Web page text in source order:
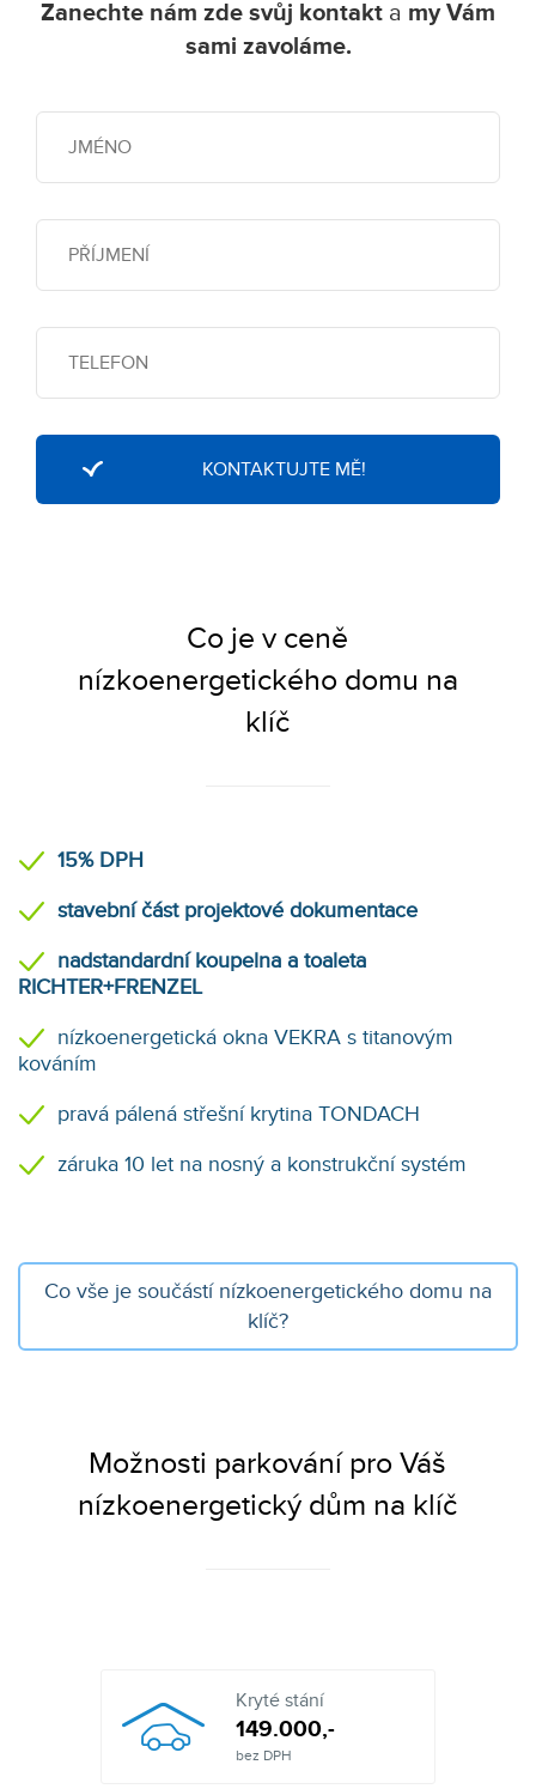
Zanechte nám zde svůj kontakt a my Vám
sami zavoláme.
Co je v ceně
nízkoenergetického domu na
klíč
15% DPH
stavební část projektové dokumentace
nadstandardní koupelna a toaleta
RICHTER+FRENZEL
nízkoenergetická okna VEKRA s titanovým
kováním
pravá pálená střešní krytina TONDACH
záruka 10 let na nosný a konstrukční systém
Co vše je součástí nízkoenergetického domu na
klíč?
Možnosti parkování pro Váš
nízkoenergetický dům na klíč
Kryté stání
149.000,-
bez DPH